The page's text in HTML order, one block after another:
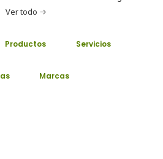
Ver todo
Productos Servicios
Marcas